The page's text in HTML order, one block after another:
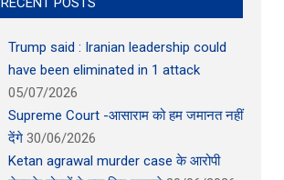
Trump said : Iranian leadership could
have been eliminated in 1 attack
05/07/2026
Supreme Court -आसाराम को हम जमानत नहीं
देंगे 30/06/2026
Ketan agrawal murder case के आरोपी